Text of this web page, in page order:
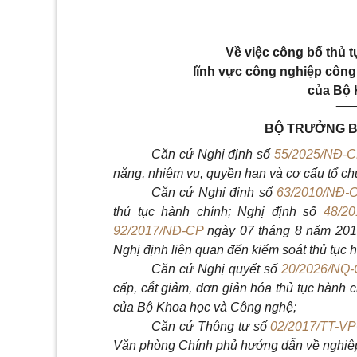
Về việc công bố thủ
lĩnh vực công nghiệp
của Bộ
BỘ TRƯỞNG
Căn cứ Nghị định số55/2025/NĐ-
năng, nhiệm vụ, quyền hạn và cơ cấu tổ
Căn cứ Nghị định số 63/2010/NĐ-
thủ tục hành chính; Nghị định số 48/
92/2017/NĐ-CPngày 07 tháng 8 năm
Nghị định liên quan đến kiểm soát thủ tục
Căn cứ Nghị quyết số 20/2026/NQ-
cấp, cắt giảm, đơn giản hóa thủ tục hành
của Bộ Khoa học và Công nghệ;
Căn cứ Thông tư số02/2017/TT-
Văn phòng Chính phủ hướng dẫn về